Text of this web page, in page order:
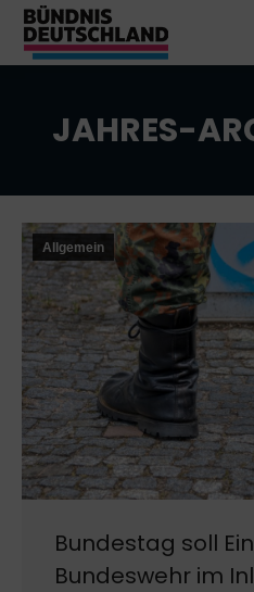
JAHRES-
Allgemein
Bundestag soll
Bundeswehr im